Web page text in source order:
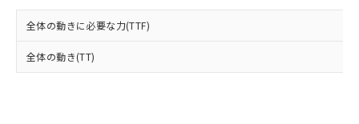
全体の動きに必要な力(TTF)
全体の動き(TT)
品・サービスに関するお客様との取
引・商談に必要な範囲で利用すること
※当社の共同利用者とは、
の共同利用に関して"
の「1.共同利
とができます。
EU RoHS指令（10物質）の非含有証明書
51物質の非含有証明書（当社基準）
合意する